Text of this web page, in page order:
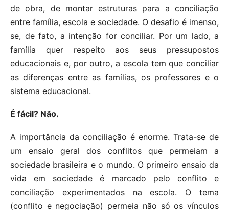
de obra, de montar estruturas para a conciliação
entre família, escola e sociedade. O desafio é imenso,
se, de fato, a intenção for conciliar. Por um lado, a
família quer respeito aos seus pressupostos
educacionais e, por outro, a escola tem que conciliar
as diferenças entre as famílias, os professores e o
sistema educacional.
É fácil? Não.
A importância da conciliação é enorme. Trata-se de
um ensaio geral dos conflitos que permeiam a
sociedade brasileira e o mundo. O primeiro ensaio da
vida em sociedade é marcado pelo conflito e
conciliação experimentados na escola. O tema
(conflito e negociação) permeia não só os vínculos